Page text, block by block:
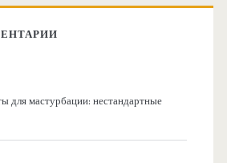
для мастурбации: нестандартные